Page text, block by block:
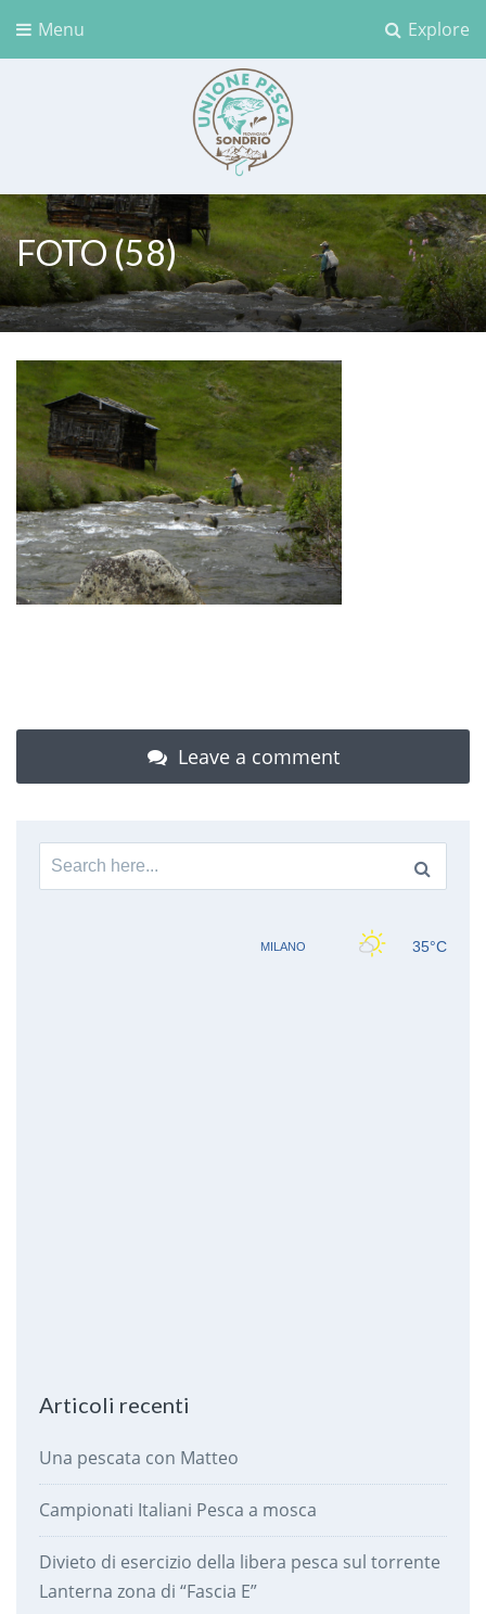
Explore
Menu
Unione Pesca Sondrio
FOTO (58)
Leave a comment
Search
for:
Articoli recenti
Una pescata con Matteo
Campionati Italiani Pesca a mosca
Divieto di esercizio della libera pesca sul torrente
Lanterna zona di “Fascia E”